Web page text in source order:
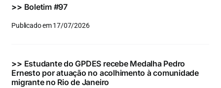
>> Boletim #97
Publicado em 17/07/2026
>> Estudante do GPDES recebe Medalha Pedro
Ernesto por atuação no acolhimento à comunidade
migrante no Rio de Janeiro